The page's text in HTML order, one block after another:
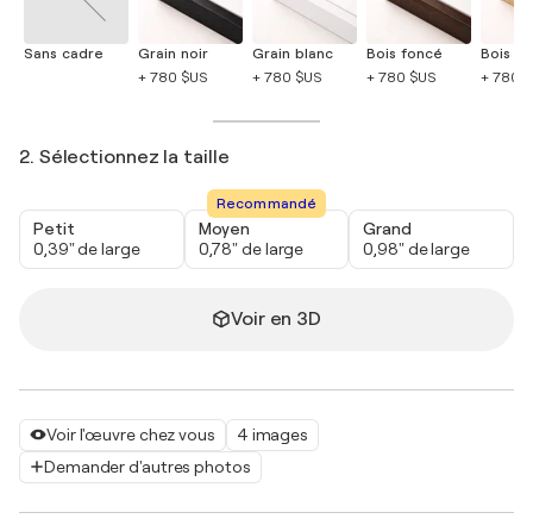
Voir l'œuvre chez vous
4 images
Demander d'autres photos
Sans cadre
Grain noir
+ 780 $US
Grain blanc
+ 780 $US
Bois foncé
+ 780 $US
Bois
+ 780
2. Sélectionnez la taille
Petit
0,39" de large
Recommandé
Moyen
0,78" de large
Grand
0,98" de large
Voir en 3D